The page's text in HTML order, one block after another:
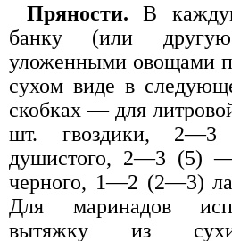
Пряности. В
банку (или
уложенными овощами
сухом виде в
скобках — для
шт. гвоздики,
душистого, 2—3 (5) —
черного, 1—2 (2—3)
Для маринадов
вытяжку из